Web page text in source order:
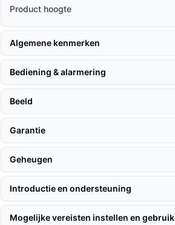
Product hoogte
Algemene kenmerken
Bediening & alarmering
Beeld
Garantie
Geheugen
Introductie en ondersteuning
Mogelijke vereisten instellen en gebruik